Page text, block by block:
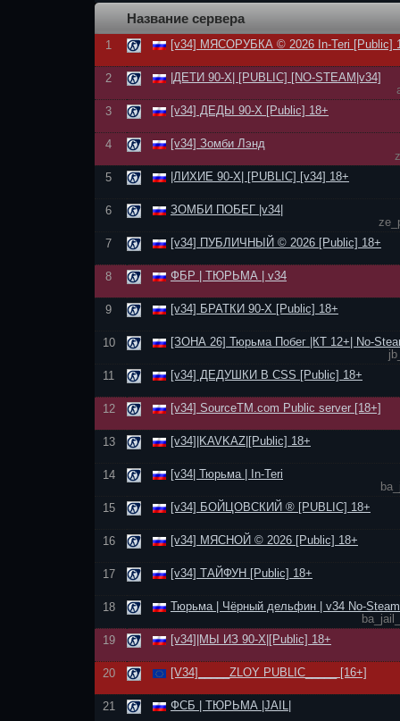
Название сервера
1 [v34] МЯСОРУБКА © 2026 In-Teri [Public]
2
|ДЕТИ 90-Х| [PUBLIC] [NO-STEAM|v34]
3
[v34] ДЕДЫ 90-Х [Public] 18+
4
[v34] Зомби Лэнд
5
|ЛИХИЕ 90-Х| [PUBLIC] [v34] 18+
6
ЗОМБИ ПОБЕГ |v34|
7
[v34] ПУБЛИЧНЫЙ © 2026 [Public] 18+
8 ФБР | ТЮРЬМА | v34
9 [v34] БРАТКИ 90-Х [Public] 18+
10
[ЗОНА 26] Тюрьма Побег |КТ 12+| No-
11
[v34] ДЕДУШКИ В CSS [Public] 18+
12 [v34] SourceTM.com Public server [18+]
13 [v34]|KAVKAZ|[Public] 18+
14
[v34| Тюрьма | In-Teri
15
[v34] БОЙЦОВСКИЙ ® [PUBLIC] 18+
16 [v34] МЯСНОЙ © 2026 [Public] 18+
17 [v34] ТАЙФУН [Public] 18+
18
Тюрьма | Чёрный дельфин | v34 No-Steam
19
[v34]|МЫ ИЗ 90-Х|[Public] 18+
20 [V34]_____ZLOY PUBLIC_____ [16+]
21 ФСБ | ТЮРЬМА |JAIL|